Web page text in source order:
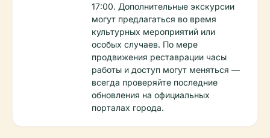
17:00. Дополнительные экскурсии
могут предлагаться во время
культурных мероприятий или
особых случаев. По мере
продвижения реставрации часы
работы и доступ могут меняться —
всегда проверяйте последние
обновления на официальных
порталах города.